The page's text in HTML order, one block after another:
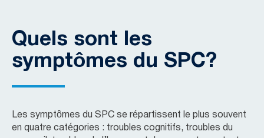
Quels sont les
symptômes du SPC?
Les symptômes du SPC se répartissent le plus souvent
en quatre catégories : troubles cognitifs, troubles du